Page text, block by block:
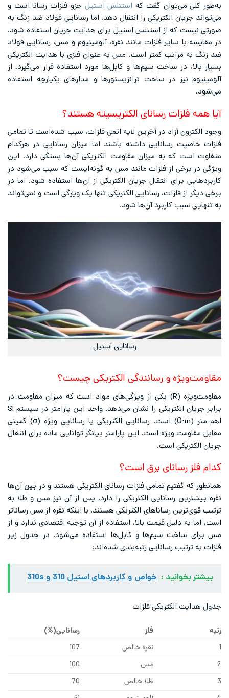
به‌طور کلی می‌توان گفت که استنلس استیل جزو فلزات رسانا است و
می‌تواند جریان الکتریکی را انتقال دهد. اما رسانایی فولاد ضد زنگ به
صورتی نیست که از استنلس استیل برای هدایت جریان استفاده شود.
در مقایسه با سایر فلزات مانند نقره، آلومینیوم و مس، رسانایی فولاد
ضد زنگ به مراتب کمتر است. مس به عنوان فلزی با هدایت الکتریکی
بسیار بالا، در ساخت سیم‌ها و کابل‌ها مورد استفاده قرار می‌گیرد. از
آلومینیوم نیز در ساخت ترانزیستورها و مدارهای یکپارچه استفاده
می‌شود.
آیا همه فلزات رسانای الکتریسیته هستند؟
وجود الکترون آزاد در آخرین لایه اتمی فلزات، سبب شده‌است تا تمامی
فلزات خاصیت رسانایی داشته باشند اما میزان رسانایی در هرکدام
متفاوت است که به میزان مقاومت الکتریکی آن‌ها بستگی دارد. این
ویژگی در برخی از فلزات مانند مس به گونه‌ایست که سبب می‌شود در
کاربرد‌هایی برای انتقال جریان الکتریکی از آن‌ها استفاده شود. اما در
برخی دیگر از فلزات، رسانایی الکتریکی تنها یک ویژگی است و نمی‌تواند
به تنهایی سبب کاربرد آن‌ها شود.
رسانایی استیل
مقاومت‌ویژه و رسانندگی الکتریکی چیست؟
مقاومت‌ویژه (R) یکی از ویژگی‌های مواد است که میزان مقاومت در
برابر جریان الکتریکی را نشان می‌دهد. واحد این پارامتر در سیستم SI
اهم-متر (Ω⋅m) است. رسانایی الکتریکی یا رسانایی ویژه (σ) کمیتی
مقابل مقاومت ویژه است. این پارامتر بیانگر توانایی ماده برای انتقال
جریان الکتریکی است.
کدام فلز رسانای برق است؟
همانطور که گفتیم تمامی فلزات رسانای الکتریکی هستند و در بین آن‌ها
نقره بیشترین رسانایی الکتریکی را دارد. پس از آن نیز مس و طلا به
ترتیب قوی‌ترین رساناهای الکتریکی هستند. با اینکه نقره از مس رساناتر
است، اما به دلیل قیمت بالا، استفاده از آن توجیه اقتصادی ندارد و از
مس برای ساخت سیم‌ها و کابل‌ها استفاده می‌شود. در جدول زیر
فلزات به ترتیب رسانایی رتبه‌بندی شده‌اند:
بیشتر بخوانید : خواص و کاربردهای استیل 310 و 310s
جدول هدایت الکتریکی فلزات
رتبه فلز
رسانایی(%)
1
نقره خالص
107
2
مس
100
3
طلا خالص
70